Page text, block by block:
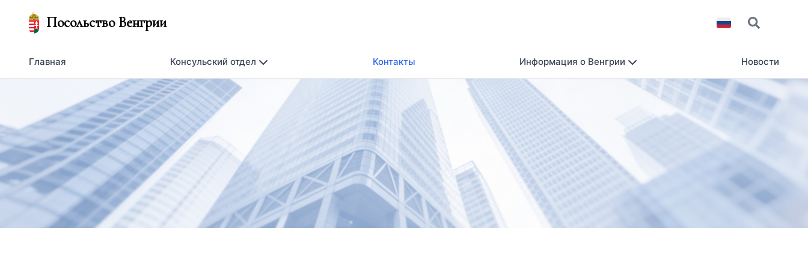
Посольство Венгрии
Главная Консульский отдел Контакты Информация о Венгрии Новости